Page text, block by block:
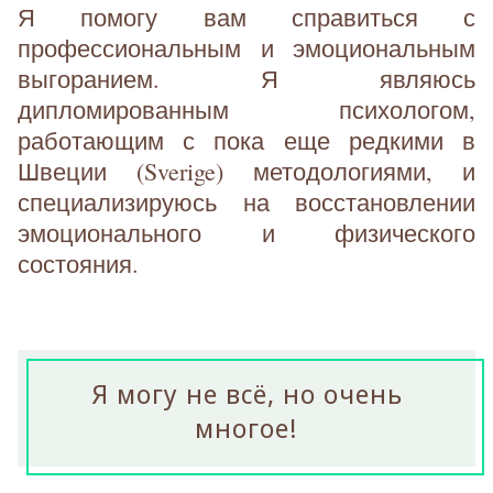
Я помогу вам справиться с
профессиональным и эмоциональным
выгоранием. Я являюсь
дипломированным психологом,
работающим с пока еще редкими в
Швеции (Sverige) методологиями, и
специализируюсь на восстановлении
эмоционального и физического
состояния.
Я могу не всё, но очень
многое!